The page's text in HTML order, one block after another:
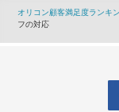
オリコン顧客満足度ランキ
フの対応